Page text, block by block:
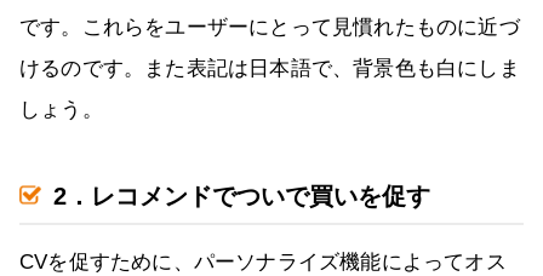
です。これらをユーザーにとって見慣れたものに近づ
けるのです。また表記は日本語で、背景色も白にしま
しょう。
2．レコメンドでついで買いを促す
CVを促すために、パーソナライズ機能によってオス